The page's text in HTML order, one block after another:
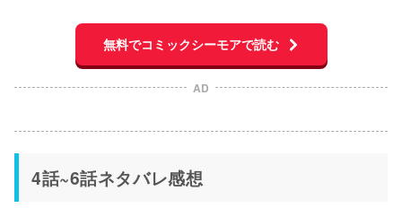
無料でコミックシーモアで読む
AD
4話~6話ネタバレ感想